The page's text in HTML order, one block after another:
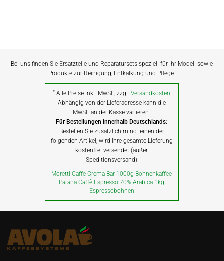
Bei uns finden Sie Ersatzteile und Reparatursets speziell für Ihr Modell sowie
Produkte zur Reinigung, Entkalkung und Pflege.
* Alle Preise inkl. MwSt., zzgl.Versandkosten
Abhängig von der Lieferadresse kann die
MwSt. an der Kasse variieren.
Für Bestellungen innerhalb Deutschlands:
Bestellen Sie zusätzlich mind. einen der
folgenden Artikel, wird Ihre gesamte Lieferung
kostenfrei versendet (außer
Speditionsversand)
Moretti Caffe Crema Bar 1000g Bohnenkaffee
Paranà Caffè Espresso 70% Arabica 1kg
Espressobohnen